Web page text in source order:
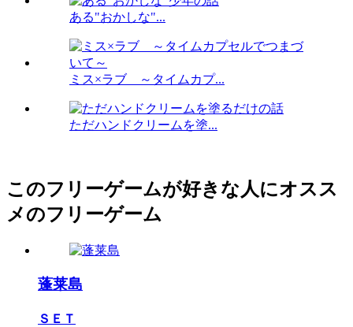
ある"おかしな"...
ミス×ラブ ～タイムカプ...
ただハンドクリームを塗...
このフリーゲームが好きな人にオスス
メのフリーゲーム
蓬莱島
ＳＥＴ